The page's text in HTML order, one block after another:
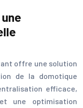
offre une solution
de la domotique
efficace,
une optimisation